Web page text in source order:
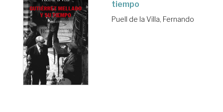
tiempo
Puell de la Villa, Fernando